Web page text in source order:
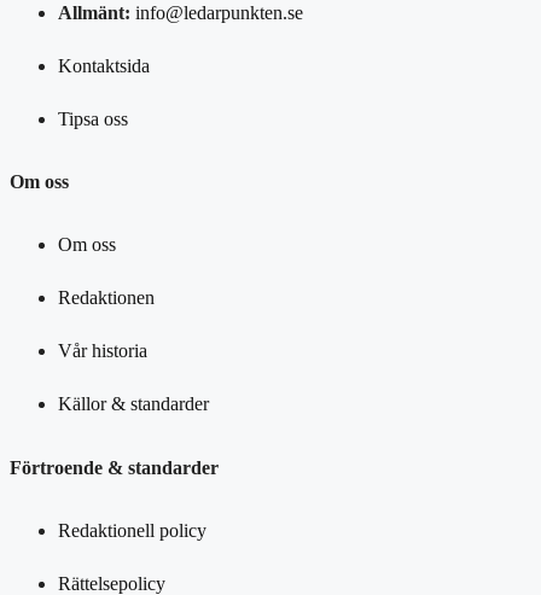
Allmänt: info@ledarpunkten.se
Kontaktsida
Tipsa oss
Om oss
Om oss
Redaktionen
Vår historia
Källor & standarder
Förtroende & standarder
Redaktionell policy
Rättelsepolicy